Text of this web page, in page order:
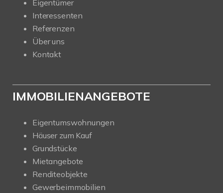
Eigentümer
Interessenten
Referenzen
Über uns
Kontakt
IMMOBILIENANGEBOTE
Eigentumswohnungen
Häuser zum Kauf
Grundstücke
Mietangebote
Renditeobjekte
Gewerbeimmobilien